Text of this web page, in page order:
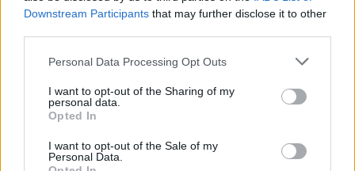
Downstream Participants that may further disclose it to other
Please note that this website/app uses one or more Google
not limited to your visit or usage behaviour. You may click to
grant or deny consent to Google and its third-party tags to
use your data for below specified purposes in below Google
consent section.
Personal Data Processing Opt Outs
I want to opt-out of the Sharing of my
personal data.
Opted In
I want to opt-out of the Sale of my
Personal Data.
Sehen Sie es auch auf english español français
polskim
Quellen
Larsen R.: Anästhesiologie. Band 1. edra urban & partner.
Wrocław 2019 Fleisher L. A., Roizen M. F.: Anaesthesiologie in